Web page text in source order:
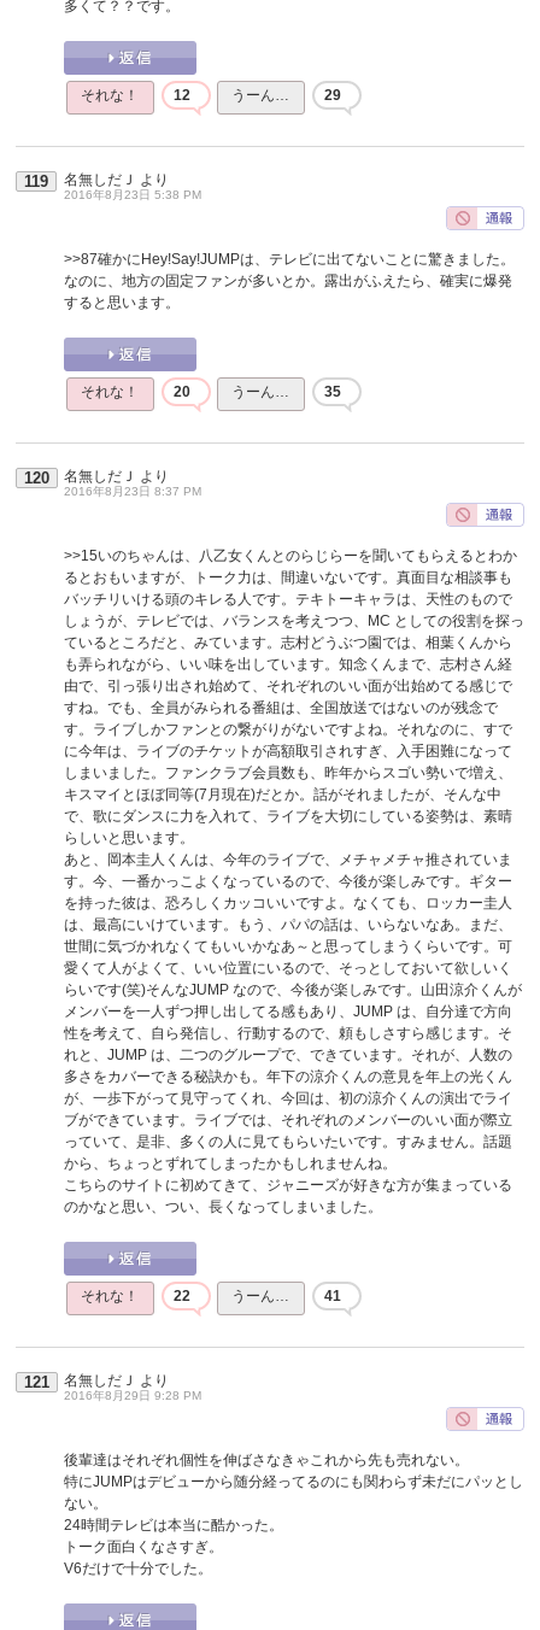
多くて？？です。
それな！ 12 うーん… 29
119 名無しだＪ より
2016年8月23日 5:38 PM
>>87確かにHey!Say!JUMPは、テレビに出てないことに驚きました。
なのに、地方の固定ファンが多いとか。露出がふえたら、確実に爆発
すると思います。
それな！ 20 うーん… 35
120 名無しだＪ より
2016年8月23日 8:37 PM
>>15いのちゃんは、八乙女くんとのらじらーを聞いてもらえるとわか
るとおもいますが、トーク力は、間違いないです。真面目な相談事も
バッチリいける頭のキレる人です。テキトーキャラは、天性のもので
しょうが、テレビでは、バランスを考えつつ、MC としての役割を探っ
ているところだと、みています。志村どうぶつ園では、相葉くんから
も弄られながら、いい味を出しています。知念くんまで、志村さん経
由で、引っ張り出され始めて、それぞれのいい面が出始めてる感じで
すね。でも、全員がみられる番組は、全国放送ではないのが残念で
す。ライブしかファンとの繋がりがないですよね。それなのに、すで
に今年は、ライブのチケットが高額取引されすぎ、入手困難になって
しまいました。ファンクラブ会員数も、昨年からスゴい勢いで増え、
キスマイとほぼ同等(7月現在)だとか。話がそれましたが、そんな中
で、歌にダンスに力を入れて、ライブを大切にしている姿勢は、素晴
らしいと思います。
あと、岡本圭人くんは、今年のライブで、メチャメチャ推されていま
す。今、一番かっこよくなっているので、今後が楽しみです。ギター
を持った彼は、恐ろしくカッコいいですよ。なくても、ロッカー圭人
は、最高にいけています。もう、パパの話は、いらないなあ。まだ、
世間に気づかれなくてもいいかなあ～と思ってしまうくらいです。可
愛くて人がよくて、いい位置にいるので、そっとしておいて欲しいく
らいです(笑)そんなJUMP なので、今後が楽しみです。山田涼介くんが
メンバーを一人ずつ押し出してる感もあり、JUMP は、自分達で方向
性を考えて、自ら発信し、行動するので、頼もしさすら感じます。そ
れと、JUMP は、二つのグループで、できています。それが、人数の
多さをカバーできる秘訣かも。年下の涼介くんの意見を年上の光くん
が、一歩下がって見守ってくれ、今回は、初の涼介くんの演出でライ
ブができています。ライブでは、それぞれのメンバーのいい面が際立
っていて、是非、多くの人に見てもらいたいです。すみません。話題
から、ちょっとずれてしまったかもしれませんね。
こちらのサイトに初めてきて、ジャニーズが好きな方が集まっている
のかなと思い、つい、長くなってしまいました。
それな！ 22 うーん… 41
121 名無しだＪ より
2016年8月29日 9:28 PM
後輩達はそれぞれ個性を伸ばさなきゃこれから先も売れない。
特にJUMPはデビューから随分経ってるのにも関わらず未だにパッとし
ない。
24時間テレビは本当に酷かった。
トーク面白くなさすぎ。
V6だけで十分でした。